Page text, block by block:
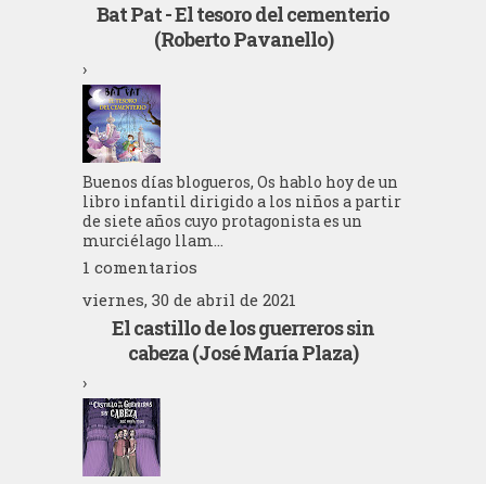
Bat Pat - El tesoro del cementerio
(Roberto Pavanello)
›
Buenos días blogueros, Os hablo hoy de un
libro infantil dirigido a los niños a partir
de siete años cuyo protagonista es un
murciélago llam...
1 comentarios
viernes, 30 de abril de 2021
El castillo de los guerreros sin
cabeza (José María Plaza)
›